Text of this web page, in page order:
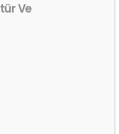
Ve